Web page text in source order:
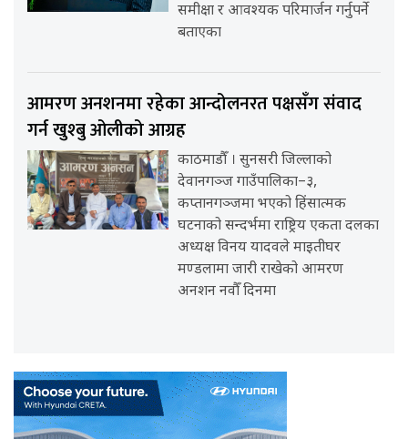
समीक्षा र आवश्यक परिमार्जन गर्नुपर्ने
बताएका
आमरण अनशनमा रहेका आन्दोलनरत पक्षसँग संवाद
गर्न खुश्बु ओलीको आग्रह
काठमाडौँ । सुनसरी जिल्लाको
देवानगञ्ज गाउँपालिका–३,
कप्तानगञ्जमा भएको हिंसात्मक
घटनाको सन्दर्भमा राष्ट्रिय एकता दलका
अध्यक्ष विनय यादवले माइतीघर
मण्डलामा जारी राखेको आमरण
अनशन नवौँ दिनमा